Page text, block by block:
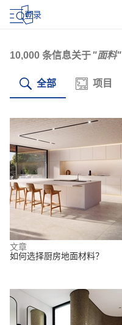
登录
10,000 条信息关于"面料"
全部 项目
文章
如何选择厨房地面材料？